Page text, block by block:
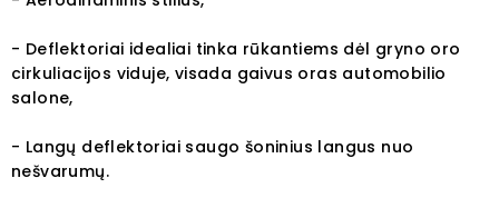
- Deflektoriai idealiai tinka rūkantiems dėl gryno oro
cirkuliacijos viduje, visada gaivus oras automobilio
salone,
- Langų deflektoriai saugo šoninius langus nuo
nešvarumų.